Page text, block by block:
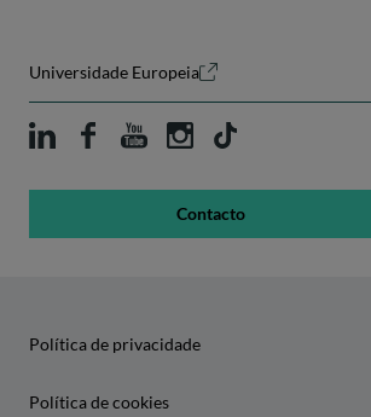
Universidade Europeia
Contacto
Política de privacidade
Política de cookies